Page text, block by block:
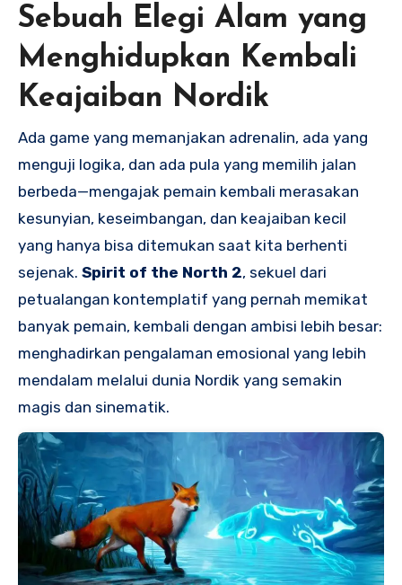
Sebuah Elegi Alam yang
Menghidupkan Kembali
Keajaiban Nordik
Ada game yang memanjakan adrenalin, ada yang
menguji logika, dan ada pula yang memilih jalan
berbeda—mengajak pemain kembali merasakan
kesunyian, keseimbangan, dan keajaiban kecil
yang hanya bisa ditemukan saat kita berhenti
sejenak. Spirit of the North 2, sekuel dari
petualangan kontemplatif yang pernah memikat
banyak pemain, kembali dengan ambisi lebih besar:
menghadirkan pengalaman emosional yang lebih
mendalam melalui dunia Nordik yang semakin
magis dan sinematik.